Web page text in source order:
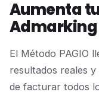
Aumenta
Admarking
El Método PAGIO
resultados reales
de facturar todos